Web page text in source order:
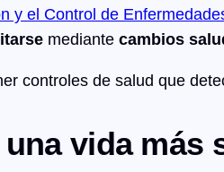
y el Control de
mediante cambios
controles de salud que
vida más